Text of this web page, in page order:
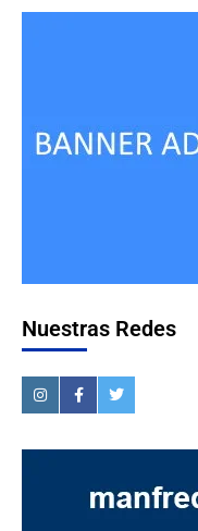
Nuestras Redes